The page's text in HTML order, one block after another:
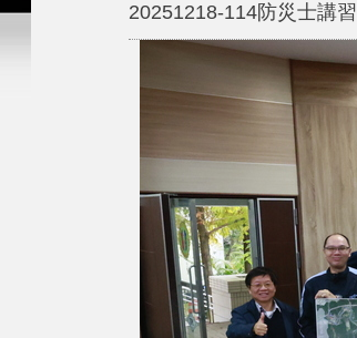
20251218-114防災士講習